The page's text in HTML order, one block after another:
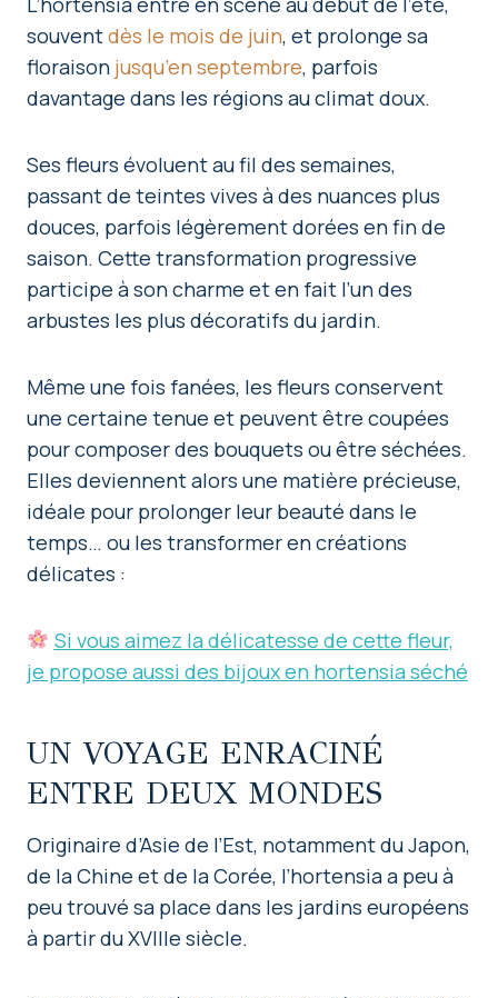
souventdès le mois de juin, et prolonge sa
floraison jusqu’en septembre, parfois
davantage dans les régions au climat doux.
Ses fleurs évoluent au fil des semaines,
passant de teintes vives à des nuances plus
douces, parfois légèrement dorées en fin de
saison. Cette transformation progressive
participe à son charme et en fait l’un des
arbustes les plus décoratifs du jardin.
Même une fois fanées, les fleurs conservent
une certaine tenue et peuvent être coupées
pour composer des bouquets ou être séchées.
Elles deviennent alors une matière précieuse,
idéale pour prolonger leur beauté dans le
temps… ou les transformer en créations
délicates :
Si vous aimez la délicatesse de cette fleur,
je propose aussi des bijoux en hortensia séché
UN VOYAGE ENRACINÉ
ENTRE DEUX MONDES
Originaire d’Asie de l’Est, notamment du Japon,
de la Chine et de la Corée, l’hortensia a peu à
peu trouvé sa place dans les jardins européens
à partir du XVIIIe siècle.